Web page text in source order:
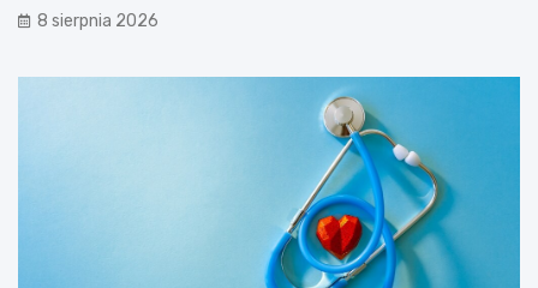
8 sierpnia 2026